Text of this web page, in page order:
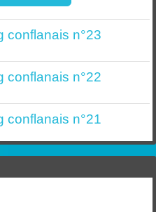
conflanais n°23
conflanais n°22
conflanais n°21